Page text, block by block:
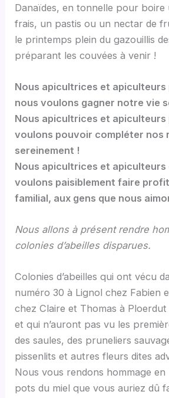
Danaïdes, en tonnelle pour boire
frais, un pastis ou un nectar de
le printemps plein du gazouillis
préparant les couvées à venir !
Nous apicultrices et
nous voulons gagner notre vie
Nous apicultrices et
voulons pouvoir compléter nos
sereinement !
Nous apicultrices et
voulons paisiblement faire
familial, aux gens que nous
Nous allons à présent rendre
colonies d’abeilles disparues.
Colonies d’abeilles qui ont vécu
numéro 30 à Lignol chez Fabien
chez Claire et Thomas à
et qui n’auront pas vu les
des saules, des pruneliers
pissenlits et autres fleurs dites
Nous vous rendons hommage en
pots du miel que vous auriez dû